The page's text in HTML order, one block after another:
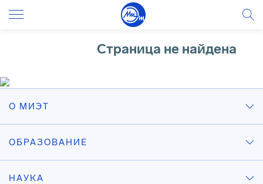
Cтраница не найдена
О МИЭТ
ОБРАЗОВАНИЕ
НАУКА